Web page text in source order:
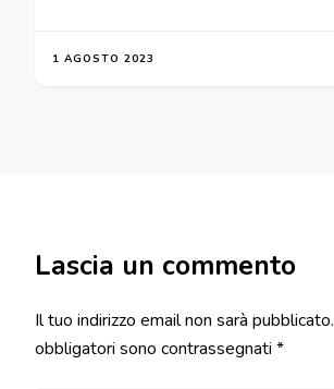
1 AGOSTO 2023
Lascia un commento
Il tuo indirizzo email non sarà pubblicato.
obbligatori sono contrassegnati *